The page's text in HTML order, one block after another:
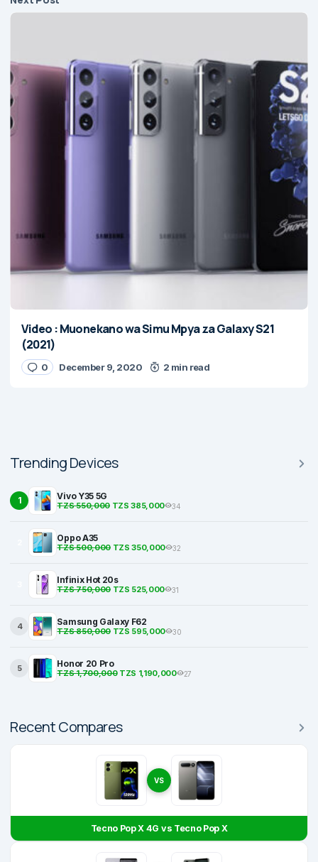
Video : Muonekano wa Simu Mpya za Galaxy S21
(2021)
0 December 9, 2020 2 min read
Trending Devices
1 Vivo Y35 5G
TZS 550,000TZS 385,000 34
Oppo A35
TZS 500,000TZS 350,000 32
Infinix Hot 20s
TZS 750,000TZS 525,000 31
4 Samsung Galaxy F62
TZS 850,000TZS 595,000 30
5 Honor 20 Pro
TZS 1,700,000TZS 1,190,000 27
Recent Compares
VS
Tecno Pop X 4G vs Tecno Pop X